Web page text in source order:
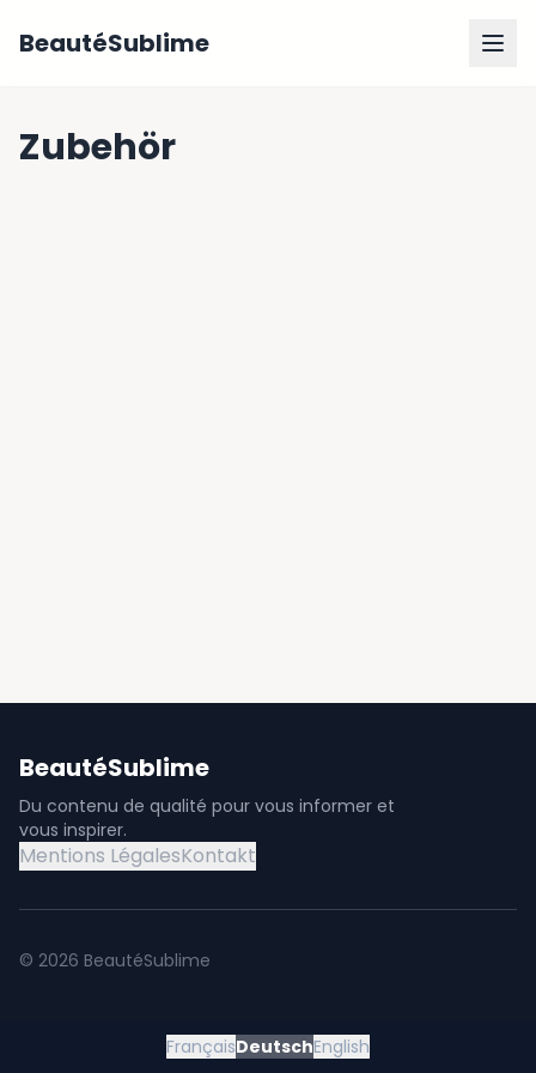
BeautéSublime
Zubehör
BeautéSublime
Du contenu de qualité pour vous informer et
vous inspirer.
Mentions LégalesKontakt
© 2026 BeautéSublime
FrançaisDeutschEnglish